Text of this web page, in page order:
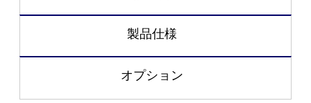
製品仕様
オプション